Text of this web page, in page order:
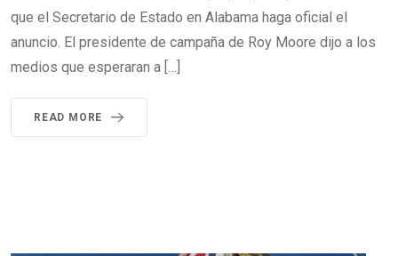
que el Secretario de Estado en Alabama haga oficial el
anuncio. El presidente de campaña de Roy Moore dijo a los
medios que esperaran a […]
READ MORE